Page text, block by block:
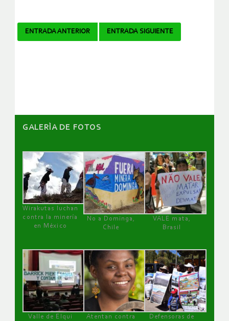
Navegador
ENTRADA ANTERIOR ENTRADA SIGUIENTE
GALERÌA DE FOTOS
Wirakutas luchan
contra la minería
en México
No a Dominga,
Chile
VALE mata,
Brasil
Valle de Elqui
Atentan contra
Defensoras de